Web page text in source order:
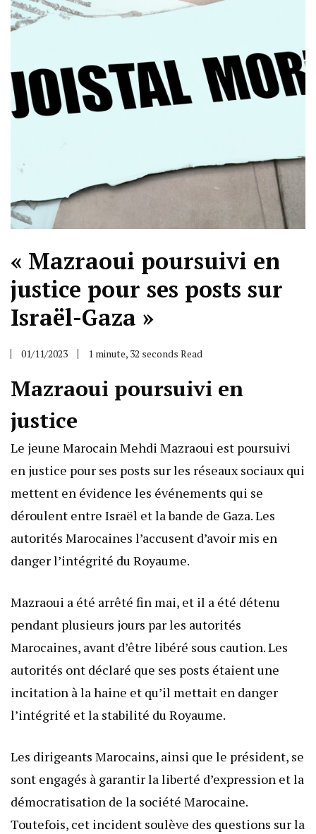
« Mazraoui poursuivi en
justice pour ses posts sur
Israël-Gaza »
01/11/2023 1 minute, 32 seconds Read
Mazraoui poursuivi en
justice
Le jeune Marocain Mehdi Mazraoui est poursuivi
en justice pour ses posts sur les réseaux sociaux qui
mettent en évidence les événements qui se
déroulent entre Israël et la bande de Gaza. Les
autorités Marocaines l’accusent d’avoir mis en
danger l’intégrité du Royaume.
Mazraoui a été arrêté fin mai, et il a été détenu
pendant plusieurs jours par les autorités
Marocaines, avant d’être libéré sous caution. Les
autorités ont déclaré que ses posts étaient une
incitation à la haine et qu’il mettait en danger
l’intégrité et la stabilité du Royaume.
Les dirigeants Marocains, ainsi que le président, se
sont engagés à garantir la liberté d’expression et la
démocratisation de la société Marocaine.
Toutefois, cet incident soulève des questions sur la